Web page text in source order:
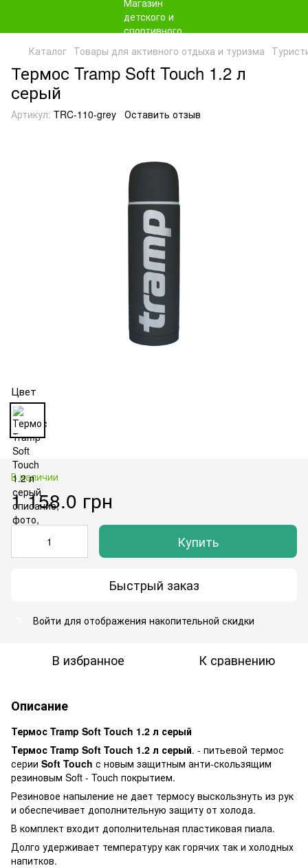
Каталог Товары для активного отдыха и туризма
Термос Tramp Soft Touch 1.2 л
серый
Артикул: TRC-110-grey Оставить отзыв
Цвет
В наличии
1 158.0 грн
Купить
Быстрый заказ
Войти для отображения накопительной скидки
В избранное К сравнению
Описание
Термос Tramp Soft Touch 1.2 л серый
Термос Tramp Soft Touch 1.2 л серый. - питьевой термос
серии Soft Touch с новым защитным анти-скользящим
резиновым Soft - Touch покрытием.
Резиновое напыление не дает термосу выскользнуть из рук
и обеспечивает дополнительную защиту от холода.
В комплект входит дополнительная пластиковая пиала.
Долго удерживает температуру как горячих так и холодных
напитков.